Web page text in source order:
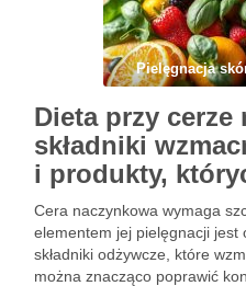
Pielęgnacja
Dieta przy cerze
składniki
i produkty,
Cera naczynkowa wymaga
elementem jej pielęgnacji jest
składniki odżywcze, które
można znacząco poprawić